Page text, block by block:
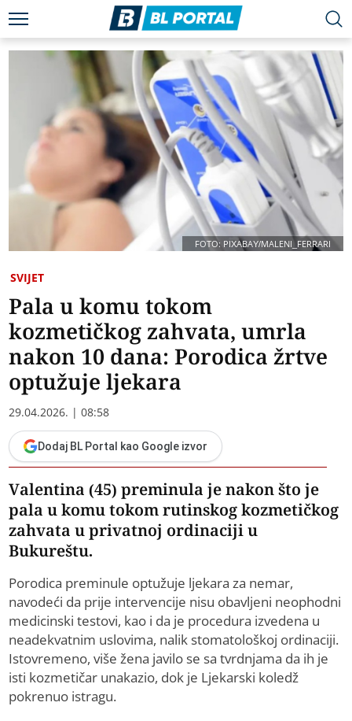
FOTO: PIXABAY/MALENI_FERRARI
SVIJET
Pala u komu tokom
kozmetičkog zahvata, umrla
nakon 10 dana: Porodica žrtve
optužuje ljekara
29.04.2026. | 08:58
Dodaj BL Portal kao Google izvor
Valentina (45) preminula je nakon što je
pala u komu tokom rutinskog kozmetičkog
zahvata u privatnoj ordinaciji u
Bukureštu.
Porodica preminule optužuje ljekara za nemar,
navodeći da prije intervencije nisu obavljeni neophodni
medicinski testovi, kao i da je procedura izvedena u
neadekvatnim uslovima, nalik stomatološkoj ordinaciji.
Istovremeno, više žena javilo se sa tvrdnjama da ih je
isti kozmetičar unakazio, dok je Ljekarski koledž
pokrenuo istragu.